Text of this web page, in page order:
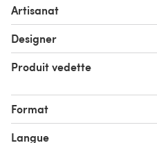
Artisanat
Designer
Produit vedette
Format
Langue